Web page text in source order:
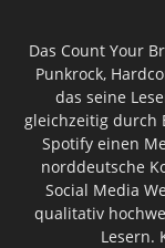
Das Count Your
Punkrock,
das seine
gleichzeitig durch
Spotify einen
norddeutsche
Social Media
qualitativ
Lesern.